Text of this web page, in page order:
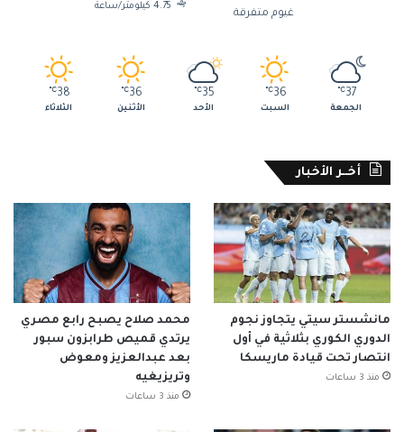
غيوم متفرقة
4.75 كيلومتر/ساعة
37
℃
الجمعة
36
℃
السبت
35
℃
الأحد
36
℃
الأثنين
38
℃
الثلاثاء
أخــر الأخبار
مانشستر سيتي يتجاوز نجوم
الدوري الكوري بثلاثية في أول
انتصار تحت قيادة ماريسكا
منذ 3 ساعات
محمد صلاح يصبح رابع مصري
يرتدي قميص طرابزون سبور
بعد عبدالعزيز ومعوض
وتريزيغيه
منذ 3 ساعات